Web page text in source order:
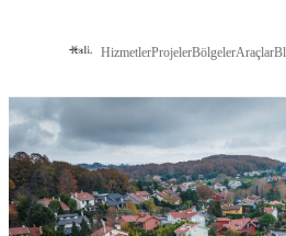
HizmetlerProjelerBölgelerAraçlar